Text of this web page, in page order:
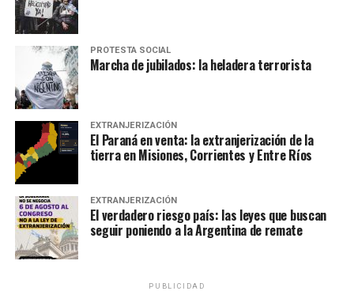
PROTESTA SOCIAL
Marcha de jubilados: la heladera terrorista
EXTRANJERIZACIÓN
El Paraná en venta: la extranjerización de la
tierra en Misiones, Corrientes y Entre Ríos
EXTRANJERIZACIÓN
El verdadero riesgo país: las leyes que buscan
seguir poniendo a la Argentina de remate
PUBLICIDAD